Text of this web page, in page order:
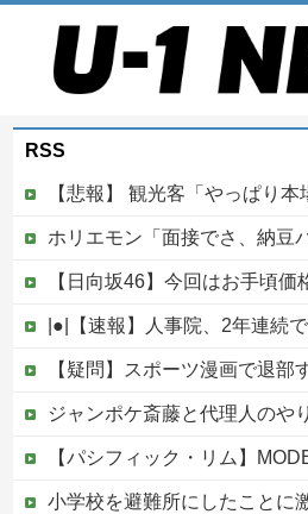
RSS
【悲報】 観光客「やっぱり本場のジンギスカンは
ホリエモン「面接でさ、納豆パックの薄いフィルムっ
【日向坂46】今回はお手頃価格？日向坂
|●|【速報】人事院、2年連続で国家公務員月給3%増の
【疑問】スポーツ漫画で退部する奴が「俺たちは楽しくやり
ジャンポケ斎藤と代理人のやりとり、「地獄すぎて完全にコ
【パシフィック・リム】MODEROID「ジプシー・デン
小学校を避難所にしたことに激怒した某野党幹部、僅か3